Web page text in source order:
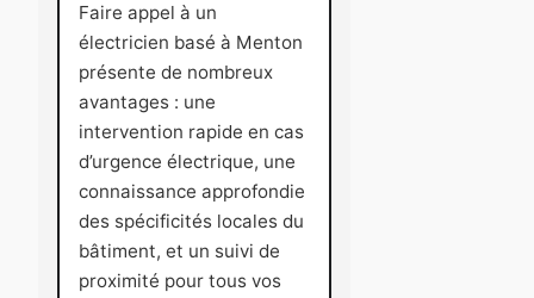
Faire appel à un
électricien basé à Menton
présente de nombreux
avantages : une
intervention rapide en cas
d’urgence électrique, une
connaissance approfondie
des spécificités locales du
bâtiment, et un suivi de
proximité pour tous vos